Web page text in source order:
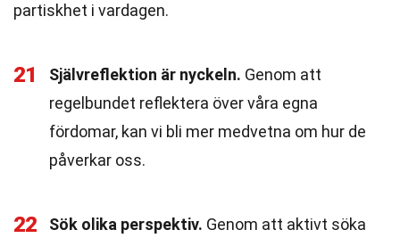
partiskhet i vardagen.
21 Självreflektion är nyckeln. Genom att
regelbundet reflektera över våra egna
fördomar, kan vi bli mer medvetna om hur de
påverkar oss.
22 Sök olika perspektiv. Genom att aktivt söka